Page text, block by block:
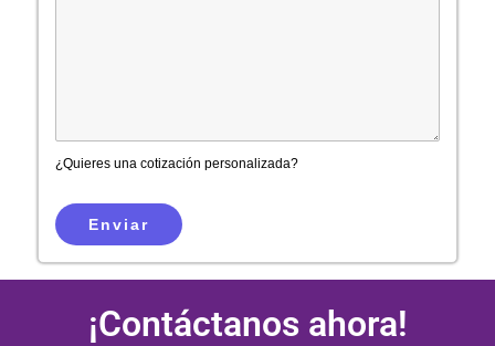
¿Quieres una cotización personalizada?
Enviar
¡Contáctanos ahora!